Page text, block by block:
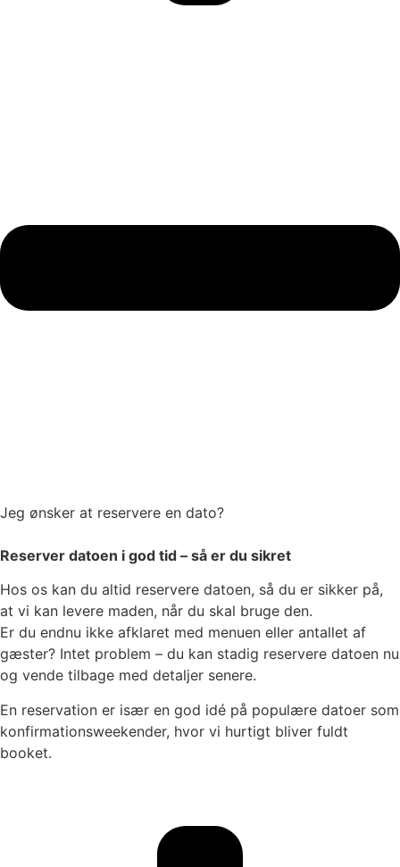
Jeg ønsker at reservere en dato?
Reserver datoen i god tid – så er du sikret
Hos os kan du altid reservere datoen, så du er sikker på,
at vi kan levere maden, når du skal bruge den.
Er du endnu ikke afklaret med menuen eller antallet af
gæster? Intet problem – du kan stadig reservere datoen nu
og vende tilbage med detaljer senere.
En reservation er især en god idé på populære datoer som
konfirmationsweekender, hvor vi hurtigt bliver fuldt
booket.